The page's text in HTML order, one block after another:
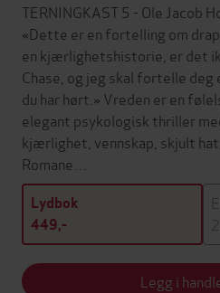
TERNINGKAST 5 - Ole Jacob
«Dette er en fortelling om
en kjærlighetshistorie, er det
Chase, og jeg skal fortelle deg
du har hørt.» Vreden er en
elegant psykologisk thriller
kjærlighet, vennskap, skjult
Romane…
Lydbok
449,-
Legg i